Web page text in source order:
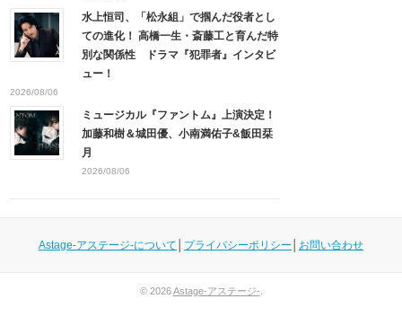
水上恒司、「松永組」で掴んだ役者とし
ての進化！ 高橋一生・斎藤工と育んだ特
別な関係性 ドラマ『犯罪者』インタビ
ュー！
2026/08/06
ミュージカル『ファントム』上演決定！
加藤和樹＆城田優、小南満佑子&飯田栞
月
2026/08/06
Astage-アステージ-について プライバシーポリシー お問い合わせ
© 2026Astage-アステージ-